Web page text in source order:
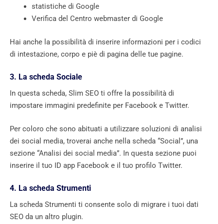
statistiche di Google
Verifica del Centro webmaster di Google
Hai anche la possibilità di inserire informazioni per i codici
di intestazione, corpo e piè di pagina delle tue pagine.
3. La scheda Sociale
In questa scheda, Slim SEO ti offre la possibilità di
impostare immagini predefinite per Facebook e Twitter.
Per coloro che sono abituati a utilizzare soluzioni di analisi
dei social media, troverai anche nella scheda “Social”, una
sezione “Analisi dei social media”. In questa sezione puoi
inserire il tuo ID app Facebook e il tuo profilo Twitter.
4. La scheda Strumenti
La scheda Strumenti ti consente solo di migrare i tuoi dati
SEO da un altro plugin.